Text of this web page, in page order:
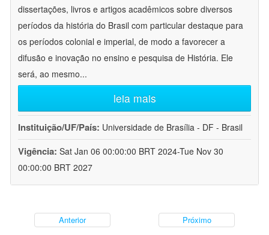
dissertações, livros e artigos acadêmicos sobre diversos
períodos da história do Brasil com particular destaque para
os períodos colonial e imperial, de modo a favorecer a
difusão e inovação no ensino e pesquisa de História. Ele
será, ao mesmo...
leia mais
Instituição/UF/País: Universidade de Brasília - DF - Brasil
Vigência: Sat Jan 06 00:00:00 BRT 2024-Tue Nov 30
00:00:00 BRT 2027
Anterior Próximo